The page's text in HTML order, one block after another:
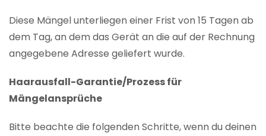
Diese Mängel unterliegen einer Frist von 15 Tagen ab
dem Tag, an dem das Gerät an die auf der Rechnung
angegebene Adresse geliefert wurde.
Haarausfall-Garantie/Prozess für
Mängelansprüche
Bitte beachte die folgenden Schritte, wenn du deinen